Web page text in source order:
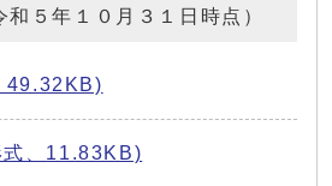
５年１０月３１日時点）
49.32KB)
式、11.83KB)